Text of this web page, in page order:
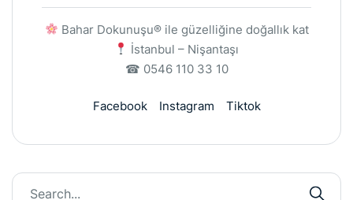
Bahar Dokunuşu® ile güzelliğine doğallık kat
İstanbul – Nişantaşı
☎ 0546 110 33 10
Facebook Instagram Tiktok